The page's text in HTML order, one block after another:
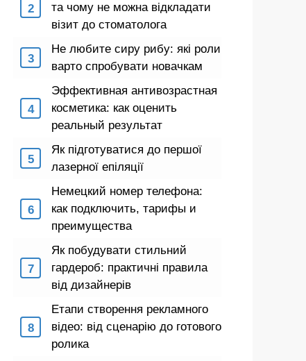
та чому не можна відкладати
візит до стоматолога
Не любите сиру рибу: які роли
варто спробувати новачкам
Эффективная антивозрастная
косметика: как оценить
реальный результат
Як підготуватися до першої
лазерної епіляції
Немецкий номер телефона:
как подключить, тарифы и
преимущества
Як побудувати стильний
гардероб: практичні правила
від дизайнерів
Етапи створення рекламного
відео: від сценарію до готового
ролика